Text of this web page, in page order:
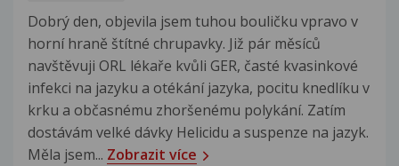
Dobrý den, objevila jsem tuhou bouličku vpravo v
horní hraně štítné chrupavky. Již pár měsíců
navštěvuji ORL lékaře kvůli GER, časté kvasinkové
infekci na jazyku a otékání jazyka, pocitu knedlíku v
krku a občasnému zhoršenému polykání. Zatím
dostávám velké dávky Helicidu a suspenze na jazyk.
Měla jsem... Zobrazit více